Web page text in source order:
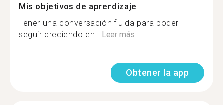
Mis objetivos de aprendizaje
Tener una conversación fluida para poder
seguir creciendo en...Leer más
Obtener la app